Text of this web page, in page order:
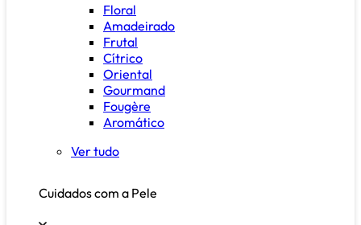
Floral
Amadeirado
Frutal
Cítrico
Oriental
Gourmand
Fougère
Aromático
Ver tudo
Cuidados com a Pele